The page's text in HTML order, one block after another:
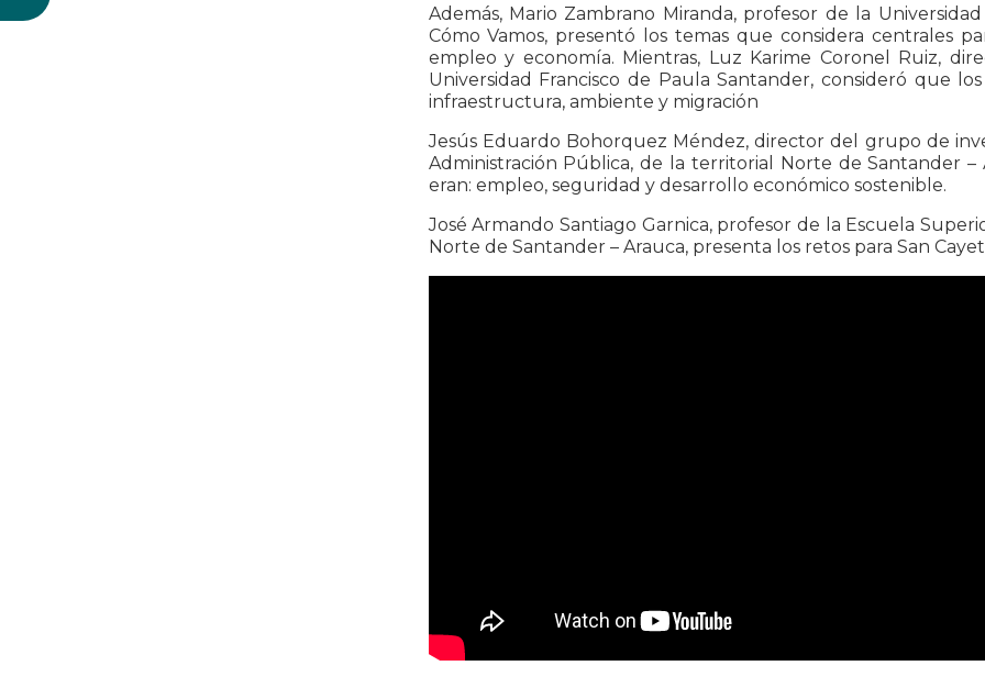
Además, Mario Zambrano Miranda, profesor de la
Cómo Vamos, presentó los temas que considera centrales
empleo y economía. Mientras, Luz Karime Coronel Ruiz,
Universidad Francisco de Paula Santander, consideró que
infraestructura, ambiente y migración
Jesús Eduardo Bohorquez Méndez, director del grupo de
Administración Pública, de la territorial Norte de Santander
eran: empleo, seguridad y desarrollo económico sostenible.
José Armando Santiago Garnica, profesor de la Escuela
Norte de Santander – Arauca, presenta los retos para San